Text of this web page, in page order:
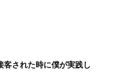
客された時に僕が実践し